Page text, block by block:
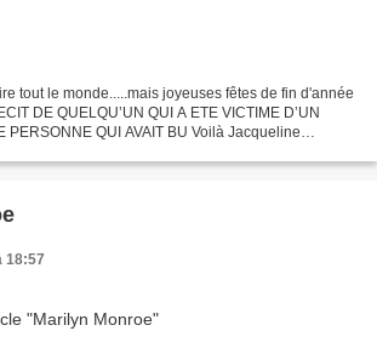
tout le monde.....mais joyeuses fêtes de fin d'année
DE QUELQU’UN QUI A ETE VICTIME D’UN
PERSONNE QUI AVAIT BU Voilà Jacqueline
18:57